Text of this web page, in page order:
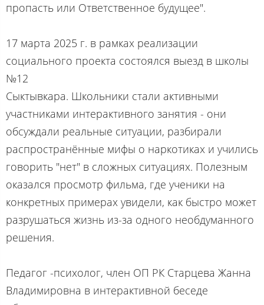
пропасть или Ответственное будущее".
17 марта 2025 г. в рамках реализации
социального проекта состоялся выезд в школы
№12
Сыктывкара. Школьники стали активными
участниками интерактивного занятия - они
обсуждали реальные ситуации, разбирали
распространённые мифы о наркотиках и учились
говорить "нет" в сложных ситуациях. Полезным
оказался просмотр фильма, где ученики на
конкретных примерах увидели, как быстро может
разрушаться жизнь из-за одного необдуманного
решения.
Педагог -психолог, член ОП РК Старцева Жанна
Владимировна в интерактивной беседе